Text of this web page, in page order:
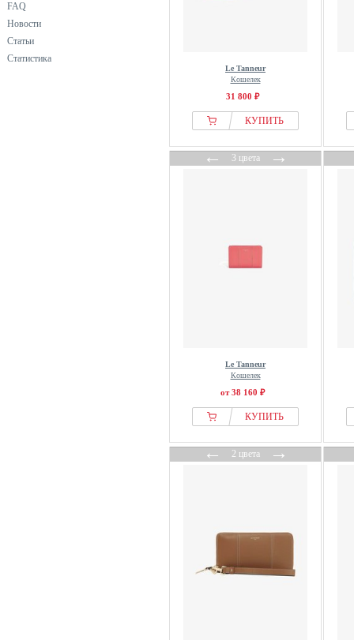
FAQ
Новости
Статьи
Статистика
Le Tanneur
Кошелек
31 800 ₽
КУПИТЬ
←3 цвета→
Le Tanneur
Кошелек
от 38 160 ₽
КУПИТЬ
←2 цвета→